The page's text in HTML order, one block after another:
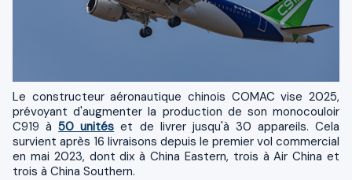
Le constructeur aéronautique chinois COMAC vise 2025,
prévoyant d'augmenter la production de son monocouloir
C919 à50 unités et de livrer jusqu'à 30 appareils. Cela
survient après 16 livraisons depuis le premier vol commercial
en mai 2023, dont dix à China Eastern, trois à Air China et
trois à China Southern.